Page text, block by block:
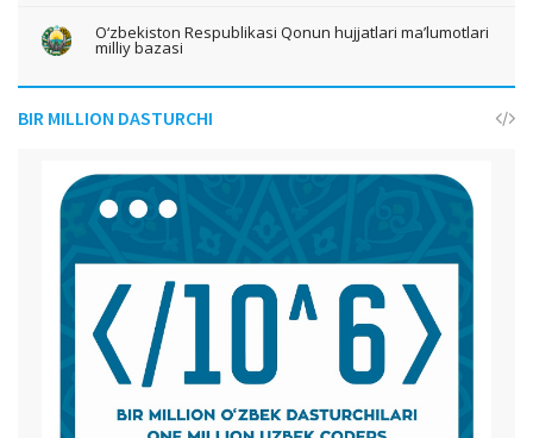
O‘zbekiston Respublikasi Qonun hujjatlari ma’lumotlari
milliy bazasi
BIR MILLION DASTURCHI